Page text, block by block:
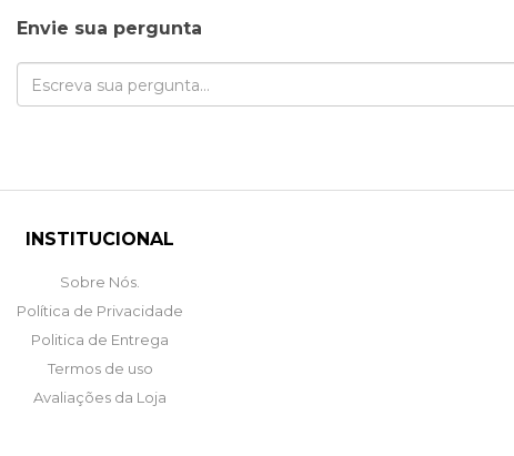
Envie sua pergunta
INSTITUCIONAL
Sobre Nós.
Política de Privacidade
Politica de Entrega
Termos de uso
Avaliações da Loja